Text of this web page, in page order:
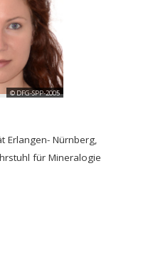
© DFG-SPP-2005
Erlangen- Nürnberg,
für Mineralogie